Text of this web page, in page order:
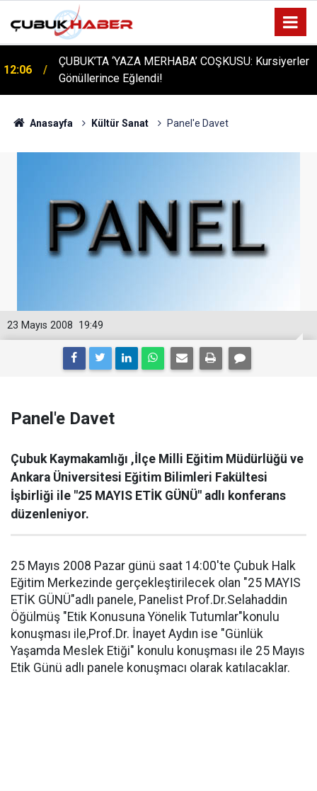
12:06
ÇUBUK’TA ‘YAZA MERHABA’ COŞKUSU: Kursiyerler
Gönüllerince Eğlendi!
Anasayfa Kültür Sanat Panel'e Davet
19:49
23 Mayıs 2008
Panel'e Davet
Çubuk Kaymakamlığı ,İlçe Milli Eğitim Müdürlüğü ve
Ankara Üniversitesi Eğitim Bilimleri Fakültesi
İşbirliği ile "25 MAYIS ETİK GÜNÜ" adlı konferans
düzenleniyor.
25 Mayıs 2008 Pazar günü saat 14:00'te Çubuk Halk
Eğitim Merkezinde gerçekleştirilecek olan "25 MAYIS
ETİK GÜNÜ"adlı panele, Panelist Prof.Dr.Selahaddin
Öğülmüş "Etik Konusuna Yönelik Tutumlar"konulu
konuşması ile,Prof.Dr. İnayet Aydın ise "Günlük
Yaşamda Meslek Etiği" konulu konuşması ile 25 Mayıs
Etik Günü adlı panele konuşmacı olarak katılacaklar.